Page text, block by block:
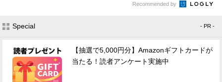
Recommended by
Special - PR -
【抽選で5,000円分】Amazonギフトカードが
当たる！読者アンケート実施中